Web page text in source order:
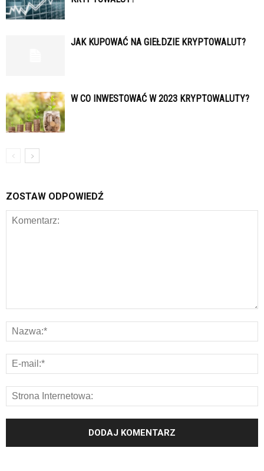
JAK KUPOWAĆ NA GIEŁDZIE KRYPTOWALUT?
W CO INWESTOWAĆ W 2023 KRYPTOWALUTY?
ZOSTAW ODPOWIEDŹ